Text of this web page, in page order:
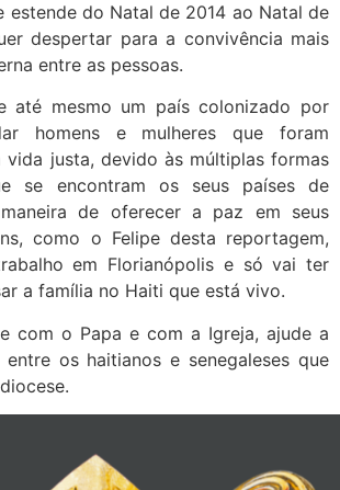
estende do Natal de 2014 ao Natal de
despertar para a convivência mais
entre as pessoas.
até mesmo um país colonizado por
homens e mulheres que foram
vida justa, devido às múltiplas formas
se encontram os seus países de
de oferecer a paz em seus
como o Felipe desta reportagem,
em Florianópolis e só vai ter
a família no Haiti que está vivo.
com o Papa e com a Igreja, ajude a
os haitianos e senegaleses que